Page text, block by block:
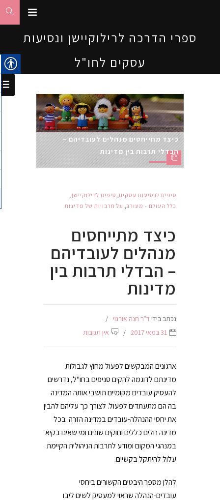
ספרי הדרכה לרילוקיישן ונסיעות
עסקים לחו"ל
כיצד מתייחסים מנהלים לעובדיהם –
הבדלי תרבות בין מדינות
טיפים לנסיעות עסקים, טיפים לרילוקיישן,
כלל העולם - מעורב, על תרבויות של מדינות
כיצד מתייחסים
מנהלים לעובדיהם
– הבדלי תרבות בין
מדינות
נכתב בידיד"ר חנה אורנוי
31 במאי 2017
אין תגובות
ארגונים המבקשים לפעול מחוץ לגבולות
מדינתם לדוגמה להקים סניפים בחו"ל, נדרשים
להעסיק עובדים מקומיים תושבי אותה המדינה
בה הם מתעתדים לפעול. לצורך כך עליהם להבין
את יחסי ההנהלה-עובדים במדינה הזרה. בכל
מדינה חלים כללים וחוקים שונים ומי שאינו בקיא
במנהגי המקום ומודע לתרבות הניהולית הקיימת
עלול להיתקל בקשיים.
להלן מספר היבטים הקשורים ביחסי
עובדים-הנהלה שראוי למעסיק לשים ליבו